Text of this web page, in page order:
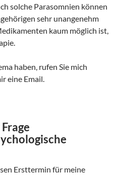
solche Parasomnien können
sehr unangenehm
kaum möglich ist,
haben, rufen Sie mich
eine Email.
Ersttermin für meine